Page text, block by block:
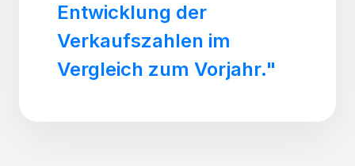
Entwicklung der
Verkaufszahlen im
Vergleich zum Vorjahr."